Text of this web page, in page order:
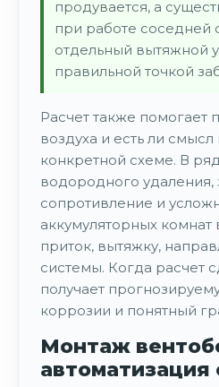
продувается, а
при работе
отдельный вытяжной
правильной точкой
Расчет также помогает
воздуха и есть ли
конкретной схеме. В
водородного удаления,
сопротивление и
аккумуляторных
приток, вытяжку,
системы. Когда расчет
получает
коррозии и понятный
Монтаж